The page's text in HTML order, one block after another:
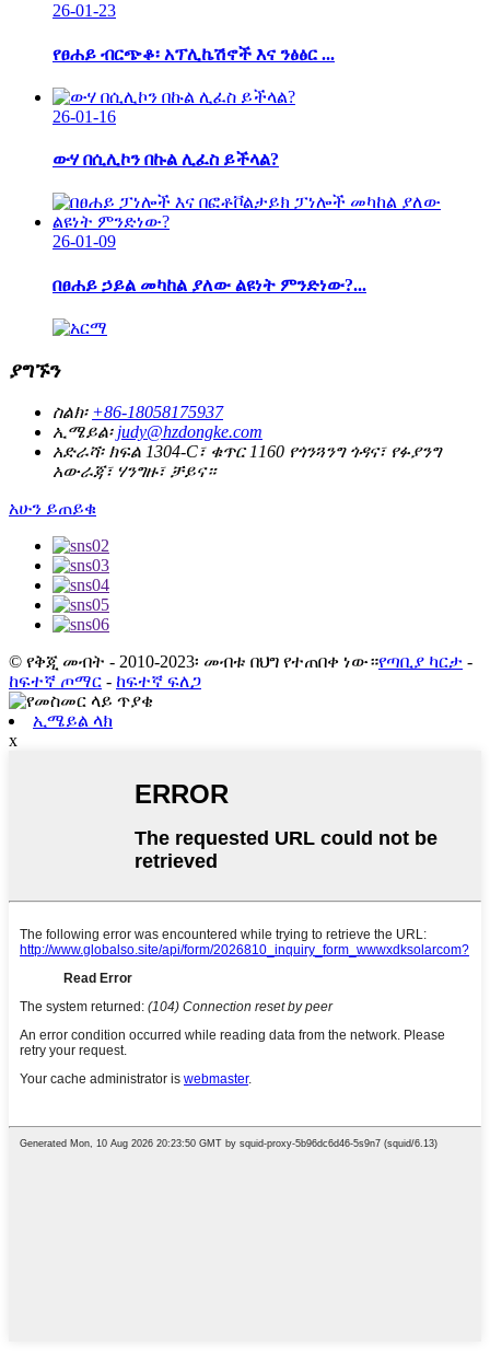
26-01-23
የፀሐይ ብርጭቆ፡ አፕሊኬሽኖች እና ንፅፅር ...
26-01-16
ውሃ በሲሊኮን በኩል ሊፈስ ይችላል?
26-01-09
በፀሐይ ኃይል መካከል ያለው ልዩነት ምንድነው?...
ያግኙን
ስልክ፡ +86-18058175937
ኢሜይል፡ judy@hzdongke.com
አድራሻ፡ ክፍል 1304-C፣ ቁጥር 1160 የጎንጓንግ ጎዳና፣ የፉያንግ
አውራጃ፣ ሃንግዙ፣ ቻይና።
አሁን ይጠይቁ
© የቅጂ መብት - 2010-2023፡ መብቱ በህግ የተጠበቀ ነው።የጣቢያ ካርታ -
ከፍተኛ ጦማር - ከፍተኛ ፍለጋ
ኢሜይል ላክ
x